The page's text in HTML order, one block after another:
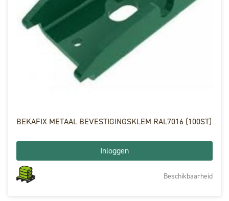
BEKAFIX METAAL BEVESTIGINGSKLEM RAL7016 (100ST)
Inloggen
Beschikbaarheid